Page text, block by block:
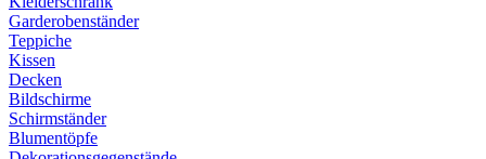
Garderobenständer
Teppiche
Kissen
Decken
Bildschirme
Schirmständer
Blumentöpfe